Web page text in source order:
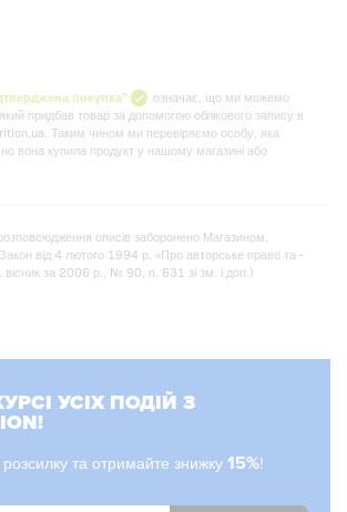
покупка"
означає, що ми можемо
придбав товар за допомогою облікового запису в
Таким чином ми перевіряємо особу, яка
вона купила продукт у нашому магазині або
описів заборонено Магазином.
від 4 лютого 1994 р. «Про авторське право та -
вісник за 2006 р., № 90, п. 631 зі зм. і доп.)
УСІХ ПОДІЙ З
та отримайте знижку 15%!